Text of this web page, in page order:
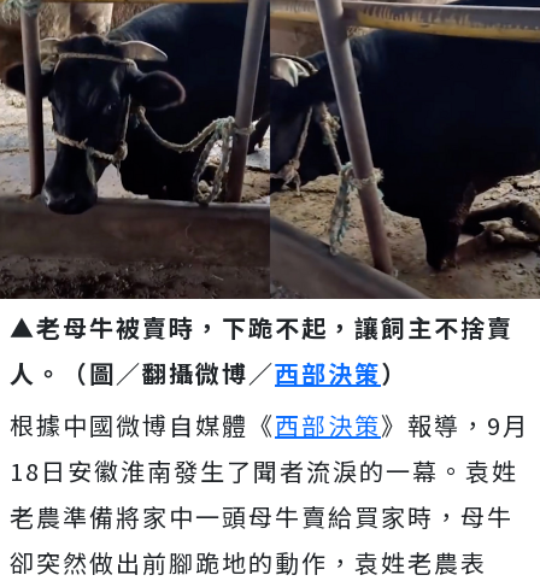
▲老母牛被賣時，下跪不起，讓飼主不捨賣
人。（圖／翻攝微博／西部決策）
根據中國微博自媒體《西部決策》報導，9月
18日安徽淮南發生了聞者流淚的一幕。袁姓
老農準備將家中一頭母牛賣給買家時，母牛
卻突然做出前腳跪地的動作，袁姓老農表